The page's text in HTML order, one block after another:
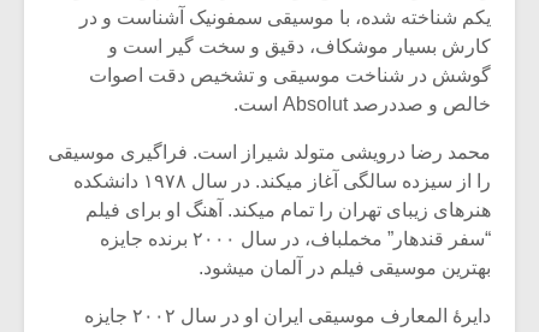
یکم شناخته شده، با موسیقی سمفونیک آشناست و در
کارش بسیار موشکاف، دقیق و سخت گیر است و
گوشش در شناخت موسیقی و تشخیص دقت اصوات
خالص و صددرصد Absolut است.
محمد رضا درویشی متولد شیراز است. فراگیری موسیقی
را از سیزده سالگی آغاز میکند. در سال ۱۹۷۸ دانشکده
هنرهای زیبای تهران را تمام میکند. آهنگ او برای فیلم
“سفر قندهار” مخملباف، در سال ۲۰۰۰ برنده جایزه
بهترین موسیقی فیلم در آلمان میشود.
دایرهٔ المعارف موسیقی ایران او در سال ۲۰۰۲ جایزه